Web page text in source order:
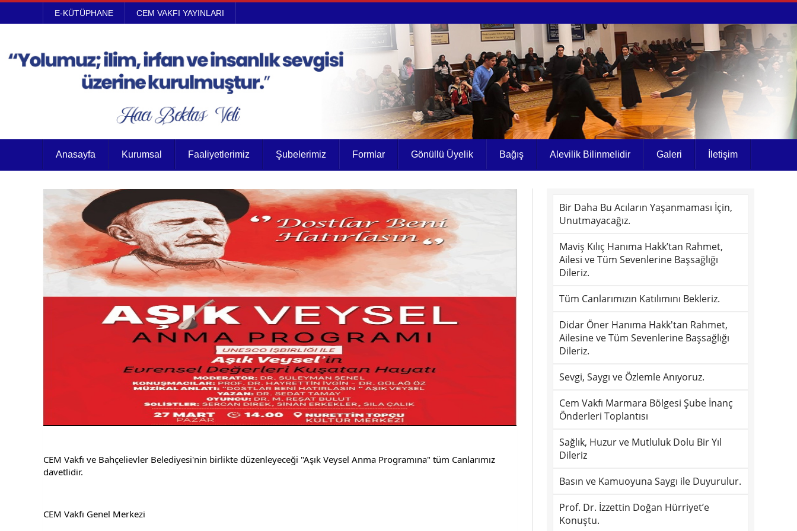
E-KÜTÜPHANE CEM VAKFI YAYINLARI
Anasayfa Kurumsal Faaliyetlerimiz Şubelerimiz Formlar Gönüllü Üyelik Bağış Alevilik Bilinmelidir Galeri İletişim
CEM Vakfı ve Bahçelievler Belediyesi'nin birlikte düzenleyeceği "Aşık Veysel Anma Programına" tüm Canlarımız
davetlidir.
CEM Vakfı Genel Merkezi
Bir Daha Bu Acıların Yaşanmaması İçin,
Unutmayacağız.
Maviş Kılıç Hanıma Hakk’tan Rahmet,
Ailesi ve Tüm Sevenlerine Başsağlığı
Dileriz.
Tüm Canlarımızın Katılımını Bekleriz.
Didar Öner Hanıma Hakk'tan Rahmet,
Ailesine ve Tüm Sevenlerine Başsağlığı
Dileriz.
Sevgi, Saygı ve Özlemle Anıyoruz.
Cem Vakfı Marmara Bölgesi Şube İnanç
Önderleri Toplantısı
Sağlık, Huzur ve Mutluluk Dolu Bir Yıl
Dileriz
Basın ve Kamuoyuna Saygı ile Duyurulur.
Prof. Dr. İzzettin Doğan Hürriyet’e
Konuştu.